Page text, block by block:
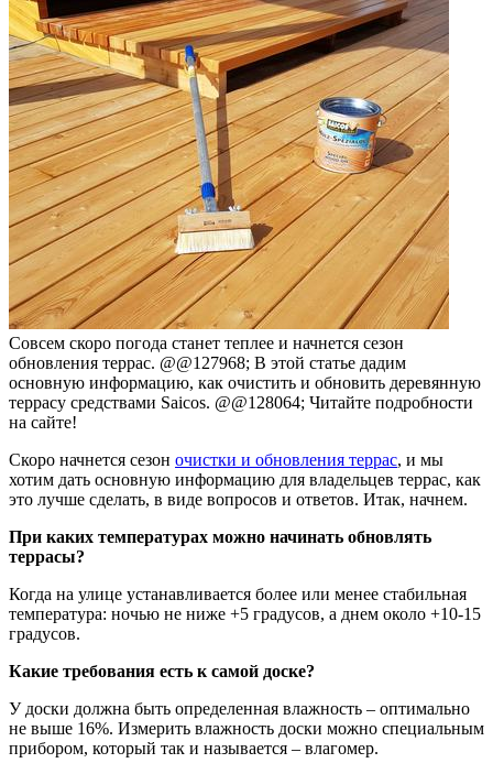
Совсем скоро погода станет теплее и начнется сезон
обновления террас. @@127968; В этой статье дадим
основную информацию, как очистить и обновить деревянную
террасу средствами Saicos. @@128064; Читайте подробности
на сайте!
Скоро начнется сезон очистки и обновления террас, и мы
хотим дать основную информацию для владельцев террас, как
это лучше сделать, в виде вопросов и ответов. Итак, начнем.
При каких температурах можно начинать обновлять
террасы?
Когда на улице устанавливается более или менее стабильная
температура: ночью не ниже +5 градусов, а днем около +10-15
градусов.
Какие требования есть к самой доске?
У доски должна быть определенная влажность – оптимально
не выше 16%. Измерить влажность доски можно специальным
прибором, который так и называется – влагомер.